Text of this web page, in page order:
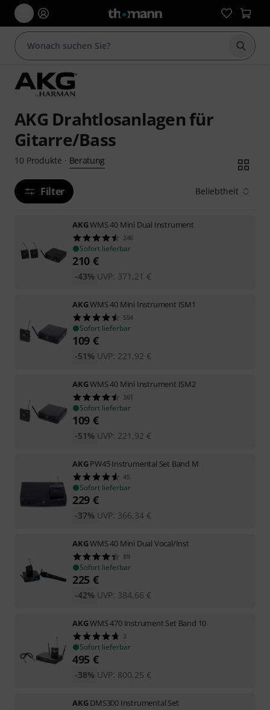
Suche
AKG Drahtlosanlagen für
Gitarre/Bass
10 Produkte · Beratung
Filter Beliebtheit
AKGWMS 40 Mini Dual Instrument
246
Sofort lieferbar
210 €
UVP: 371,21 €
-43%
AKGWMS 40 Mini Instrument ISM1
554
Sofort lieferbar
109 €
UVP: 221,92 €
-51%
AKGWMS 40 Mini Instrument ISM2
361
Sofort lieferbar
109 €
UVP: 221,92 €
-51%
AKGPW45 Instrumental Set Band M
45
Sofort lieferbar
229 €
UVP: 366,34 €
-37%
AKGWMS 40 Mini Dual Vocal/Inst
89
Sofort lieferbar
225 €
UVP: 384,66 €
-42%
AKGWMS 470 Instrument Set Band 10
3
Sofort lieferbar
495 €
UVP: 800,25 €
-38%
AKGDMS300 Instrumental Set